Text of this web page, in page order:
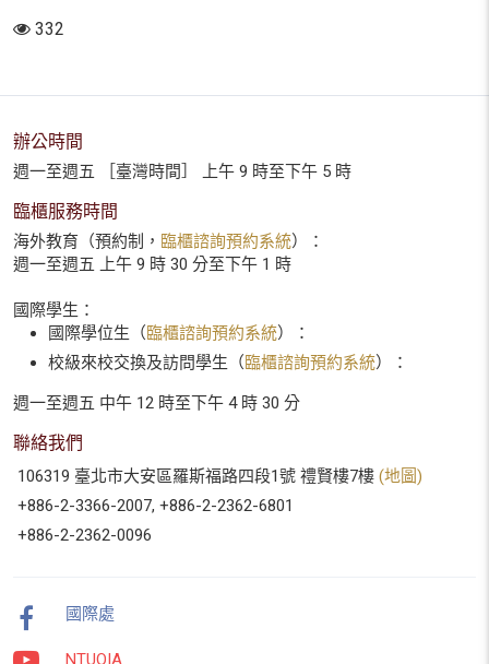
332
辦公時間
週一至週五 ［臺灣時間］ 上午 9 時至下午 5 時
臨櫃服務時間
海外教育（預約制， 臨櫃諮詢預約系統）：
週一至週五 上午 9 時 30 分至下午 1 時
國際學生：
國際學位生（臨櫃諮詢預約系統）：
校級來校交換及訪問學生（臨櫃諮詢預約系統）：
週一至週五 中午 12 時至下午 4 時 30 分
聯絡我們
106319 臺北市大安區羅斯福路四段1號 禮賢樓7樓 (地圖)
+886-2-3366-2007, +886-2-2362-6801
+886-2-2362-0096
國際處
NTUOIA